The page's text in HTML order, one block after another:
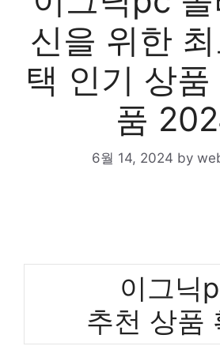
신을 위한
택 인기 상품
품
6월 14, 2024 by
이그닉
추천 상품